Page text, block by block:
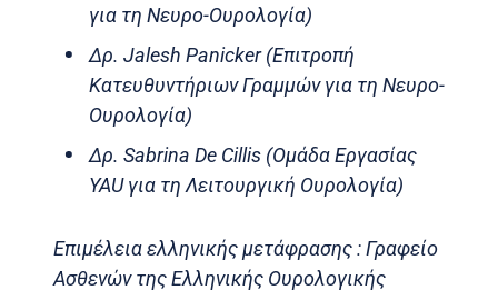
για τη Νευρο-Ουρολογία)
Δρ. Jalesh Panicker (Επιτροπή
Κατευθυντήριων Γραμμών για τη Νευρο-
Ουρολογία)
Δρ. Sabrina De Cillis (Ομάδα Εργασίας
YAU για τη Λειτουργική Ουρολογία)
Επιμέλεια ελληνικής μετάφρασης : Γραφείο
Ασθενών της Ελληνικής Ουρολογικής